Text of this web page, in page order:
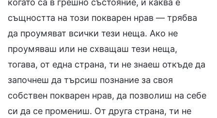
същността на този покварен нрав — трябва
да проумяват всички тези неща. Ако не
проумяваш или не схващаш тези неща,
тогава, от една страна, ти не знаеш откъде да
започнеш да търсиш познание за своя
собствен покварен нрав, да позволиш на себе
си да се промениш. От друга страна, ти не